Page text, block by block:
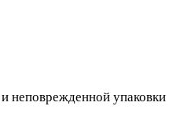
неповрежденной упаковки